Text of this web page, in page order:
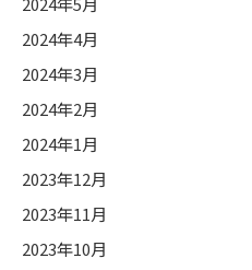
2024年4月
2024年3月
2024年2月
2024年1月
2023年12月
2023年11月
2023年10月